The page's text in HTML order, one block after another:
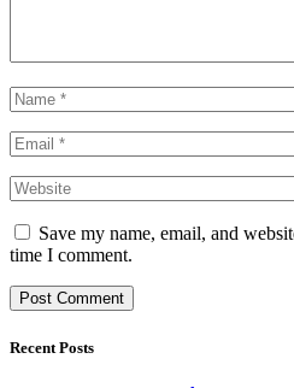
Save my name, email, and
time I comment.
Recent Posts